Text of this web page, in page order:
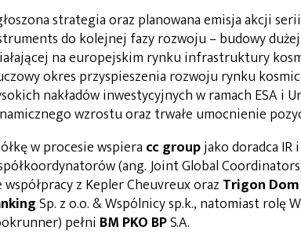
strategia oraz planowana emisja akcji
do kolejnej fazy rozwoju – budowy
na europejskim rynku infrastruktury
okres przyspieszenia rozwoju rynku
nakładów inwestycyjnych w ramach ESA i
wzrostu oraz trwałe umocnienie
w procesie wspiera cc groupjako doradca IR
(ang. Joint Global
współpracy z Kepler Cheuvreux oraz Trigon
Sp. z o.o. & Wspólnicy sp.k., natomiast rolę
pełni BM PKO BPS.A.